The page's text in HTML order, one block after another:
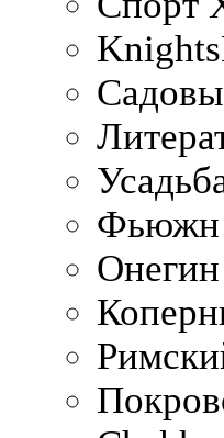
Фьюжн
Онегин